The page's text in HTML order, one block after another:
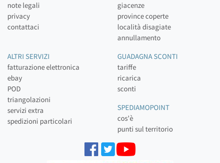
note legali
privacy
contattaci
giacenze
province coperte
località disagiate
annullamento
ALTRI SERVIZI
fatturazione elettronica
ebay
POD
triangolazioni
servizi extra
spedizioni particolari
GUADAGNA SCONTI
tariffe
ricarica
sconti
SPEDIAMOPOINT
cos'è
punti sul territorio